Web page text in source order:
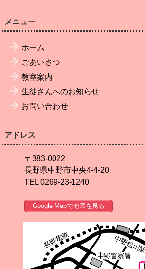
メニュー
ホーム
ごあいさつ
教室案内
生徒さんへのお知らせ
お問い合わせ
アドレス
〒383-0022
長野県中野市中央4-4-20
TEL 0269-23-1240
Google Mapで地図を見る